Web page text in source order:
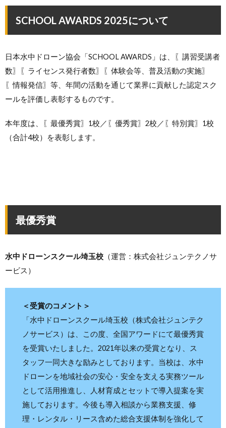
SCHOOL AWARDS 2025について
日本水中ドローン協会「SCHOOL AWARDS」は、〖講習受講者
数〗〖ライセンス発行者数〗〖体験会等、普及活動の実施〗
〖情報発信〗等、年間の活動を通じて業界に貢献した認定スク
ールを評価し表彰するものです。
本年度は、〖最優秀賞〗1校／〖優秀賞〗2校／〖特別賞〗1校
（合計4校）を表彰します。
最優秀賞
水中ドローンスクール埼玉校 （運営：株式会社ジュンテクノサ
ービス）
＜受賞のコメント＞
「水中ドローンスクール埼玉校（株式会社ジュンテク
ノサービス）は、この度、全国アワードにて最優秀賞
を受賞いたしました。2021年以来の受賞となり、ス
タッフ一同大きな励みとしております。当校は、水中
ドローンを地域社会の安心・安全を支える実務ツール
として活用推進し、人材育成とセットで導入提案を実
施しております。今後も導入相談から業務支援、修
理・レンタル・リース含めた総合支援体制を強化して